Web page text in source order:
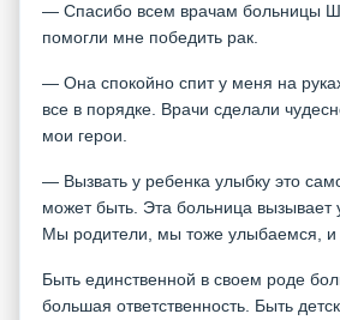
— Спасибо всем врачам больницы
помогли мне победить рак.
— Она спокойно спит у меня на
все в порядке. Врачи сделали
мои герои.
— Вызвать у ребенка улыбку это
может быть. Эта больница вызывает
Мы родители, мы тоже улыбаемся, и
Быть единственной в своем роде
большая ответственность. Быть